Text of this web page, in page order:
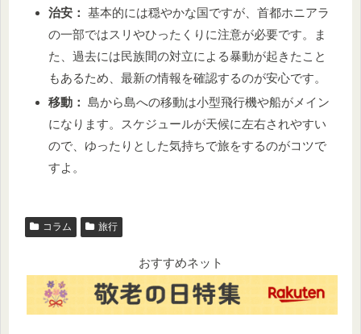
治安： 基本的には穏やかな国ですが、首都ホニアラ
の一部ではスリやひったくりに注意が必要です。ま
た、過去には民族間の対立による暴動が起きたこと
もあるため、最新の情報を確認するのが安心です。
移動： 島から島への移動は小型飛行機や船がメイン
になります。スケジュールが天候に左右されやすい
ので、ゆったりとした気持ちで旅をするのがコツで
すよ。
コラム 旅行
おすすめネット